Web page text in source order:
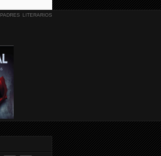
PADRES LITERARIOS